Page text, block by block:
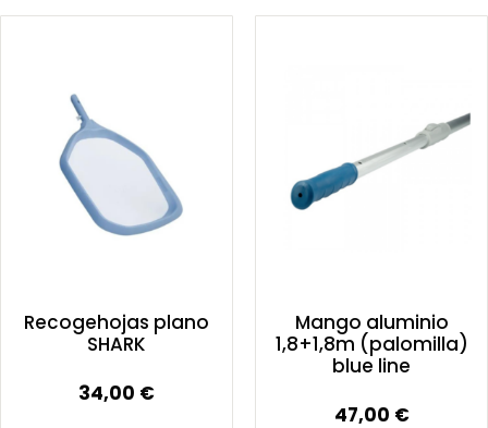
Recogehojas plano
SHARK
34,00 €
Mango aluminio
1,8+1,8m (palomilla)
blue line
47,00 €